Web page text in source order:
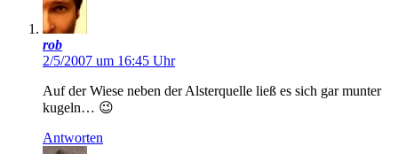
rob
2/5/2007 um 16:45 Uhr
Auf der Wiese neben der Alsterquelle ließ es sich gar munter
kugeln… 😉
Antworten